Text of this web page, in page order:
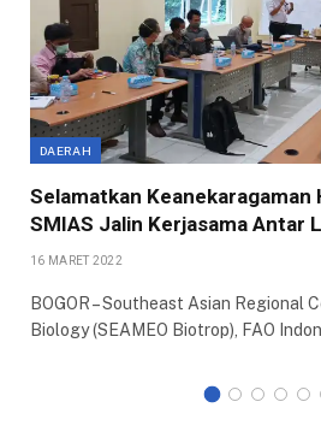
DAERAH
Selamatkan Keanekaragaman
SMIAS Jalin Kerjasama Antar
16 MARET 2022
BOGOR – Southeast Asian Regional
Biology (SEAMEO Biotrop), FAO